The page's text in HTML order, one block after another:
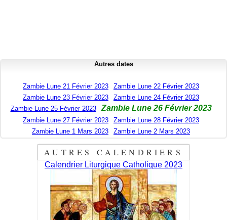
Autres dates
Zambie Lune 21 Février 2023
Zambie Lune 22 Février 2023
Zambie Lune 23 Février 2023
Zambie Lune 24 Février 2023
Zambie Lune 25 Février 2023
Zambie Lune 26 Février 2023
Zambie Lune 27 Février 2023
Zambie Lune 28 Février 2023
Zambie Lune 1 Mars 2023
Zambie Lune 2 Mars 2023
AUTRES CALENDRIERS
Calendrier Liturgique Catholique 2023